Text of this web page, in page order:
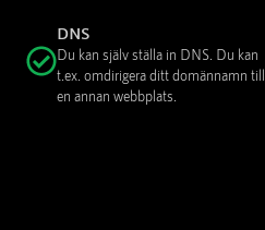
DNS
Du kan själv ställa in DNS. Du kan
t.ex. omdirigera ditt domännamn till
en annan webbplats.